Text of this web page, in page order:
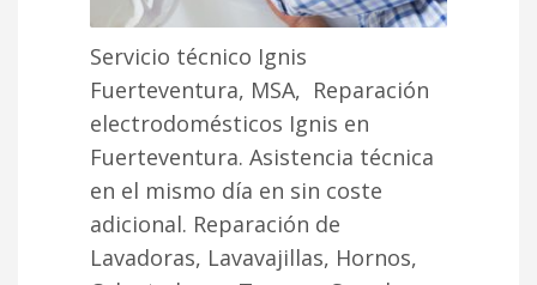
Servicio técnico Ignis
Fuerteventura, MSA, Reparación
electrodomésticos Ignis en
Fuerteventura. Asistencia técnica
en el mismo día en sin coste
adicional. Reparación de
Lavadoras, Lavavajillas, Hornos,